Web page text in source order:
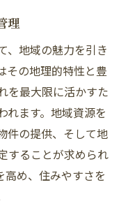
理
、地域の魅力を引き
その地理的特性と豊
を最大限に活かすた
れます。地域資源を
件の提供、そして地
することが求められ
高め、住みやすさを